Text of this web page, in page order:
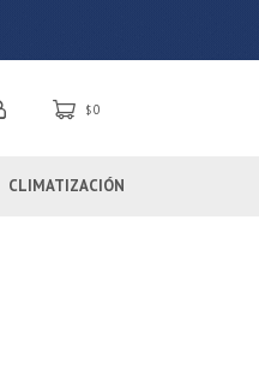
CLIMATIZACIÓN
$0